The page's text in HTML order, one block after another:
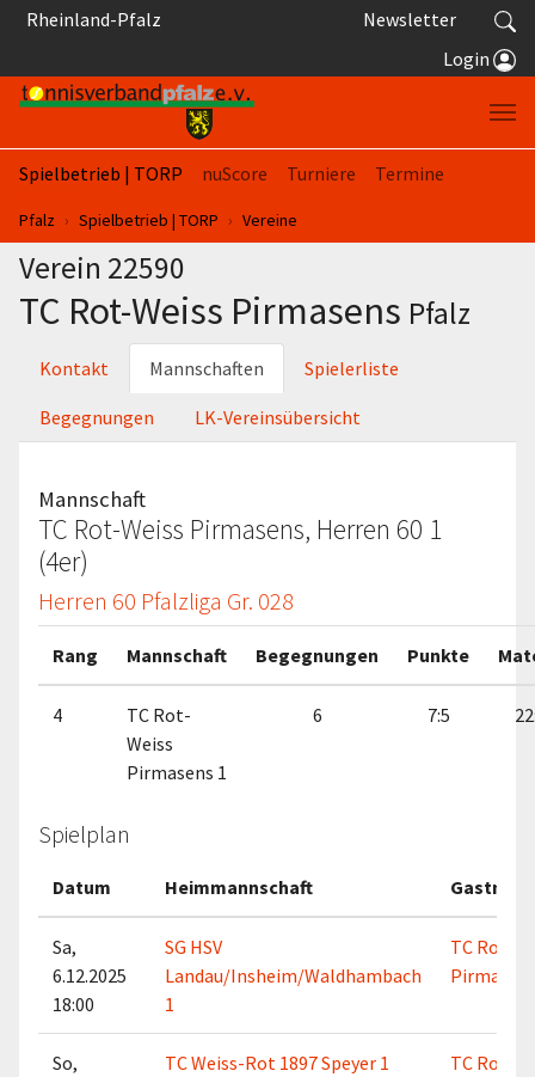
Springe zum Seiteninhalt
Rheinland-Pfalz
Newsletter
Login
Spielbetrieb | TORP nuScore Turniere
Termine
Sie sind hier:
Pfalz Spielbetrieb | TORP Vereine
Verein 22590
TC Rot-Weiss Pirmasens Pfalz
Kontakt Mannschaften Spielerliste
Begegnungen LK-Vereinsübersicht
Mannschaft
TC Rot-Weiss Pirmasens, Herren 60 1
(4er)
Herren 60 Pfalzliga Gr. 028
Rang Mannschaft Begegnungen Punkte
4
TC Rot-
Weiss
Pirmasens 1
6 7:5
Spielplan
Datum Heimmannschaft
Sa,
6.12.2025
18:00
SG HSV
Landau/Insheim/Waldhambach
1
TC Rot-
So,
TC Weiss-Rot 1897 Speyer 1
TC Rot-